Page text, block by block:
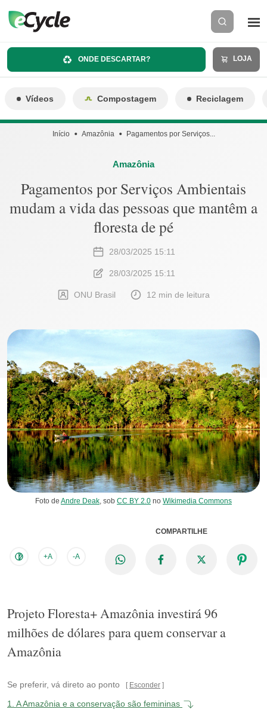
ONDE DESCARTAR? LOJA
Vídeos Compostagem Reciclagem
Início Amazônia Pagamentos por Serviços...
Amazônia
Pagamentos por Serviços Ambientais
mudam a vida das pessoas que mantêm a
floresta de pé
28/03/2025 15:11
28/03/2025 15:11
ONU Brasil 12 min de leitura
Foto de Andre Deak , sob CC BY 2.0 no Wikimedia Commons
+A -A
COMPARTILHE
Projeto Floresta+ Amazônia investirá 96
milhões de dólares para quem conservar a
Amazônia
Se preferir, vá direto ao ponto Esconder
1. A Amazônia e a conservação são femininas